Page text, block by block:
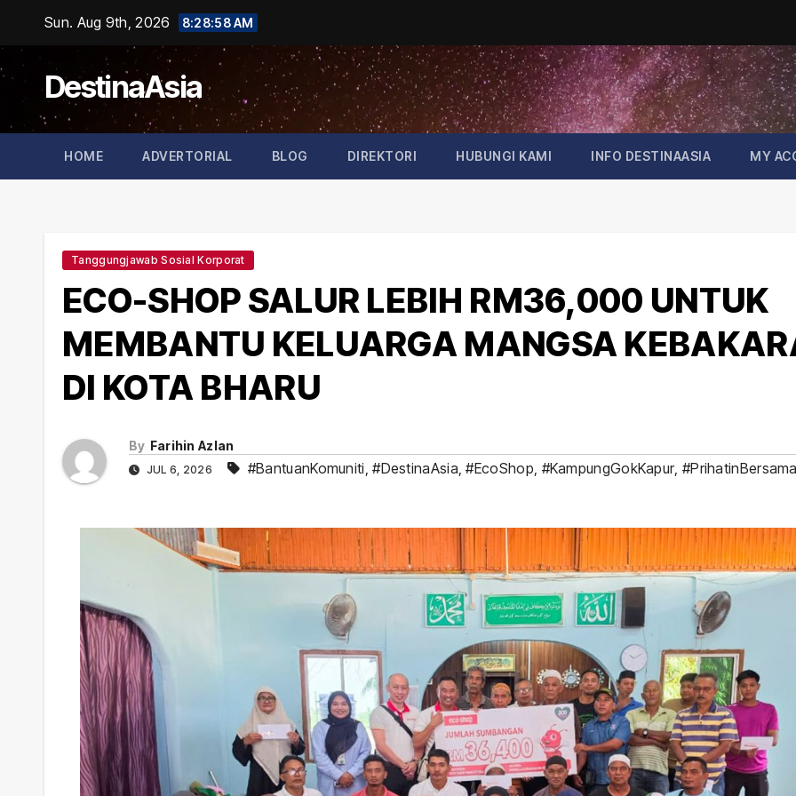
content
Sun. Aug 9th, 2026 8:28:59 AM
DestinaAsia
HOME ADVERTORIAL BLOG DIREKTORI HUBUNGI KAMI INFO DESTINAASIA MY
Tanggungjawab Sosial Korporat
ECO-SHOP SALUR LEBIH RM36,000 UNTUK
MEMBANTU KELUARGA MANGSA
DI KOTA BHARU
By Farihin Azlan
JUL 6, 2026 #BantuanKomuniti,#DestinaAsia,#EcoShop, #KampungGokKapur,